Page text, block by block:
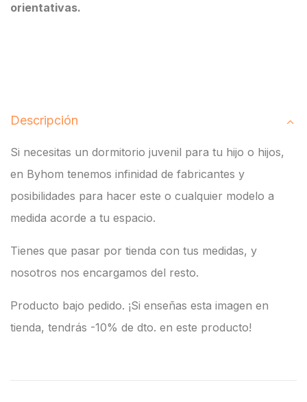
orientativas.
Descripción
Si necesitas un dormitorio juvenil para tu hijo o hijos,
en Byhom tenemos infinidad de fabricantes y
posibilidades para hacer este o cualquier modelo a
medida acorde a tu espacio.
Tienes que pasar por tienda con tus medidas, y
nosotros nos encargamos del resto.
Producto bajo pedido. ¡Si enseñas esta imagen en
tienda, tendrás -10% de dto. en este producto!